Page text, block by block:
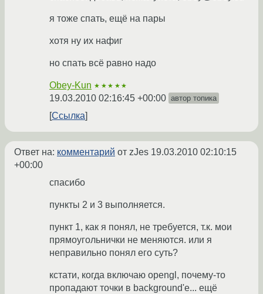
я тоже спать, ещё на пары
хотя ну их нафиг
но спать всё равно надо
Obey-Kun ★★★★★
19.03.2010 02:16:45 +00:00 автор топика
Ссылка
Ответ на: комментарий от zJes 19.03.2010 02:10:15
+00:00
спасибо
пункты 2 и 3 выполняется.
пункт 1, как я понял, не требуется, т.к. мои
прямоугольнички не меняются. или я
неправильно понял его суть?
кстати, когда включаю opengl, почему-то
пропадают точки в background'е... ещё